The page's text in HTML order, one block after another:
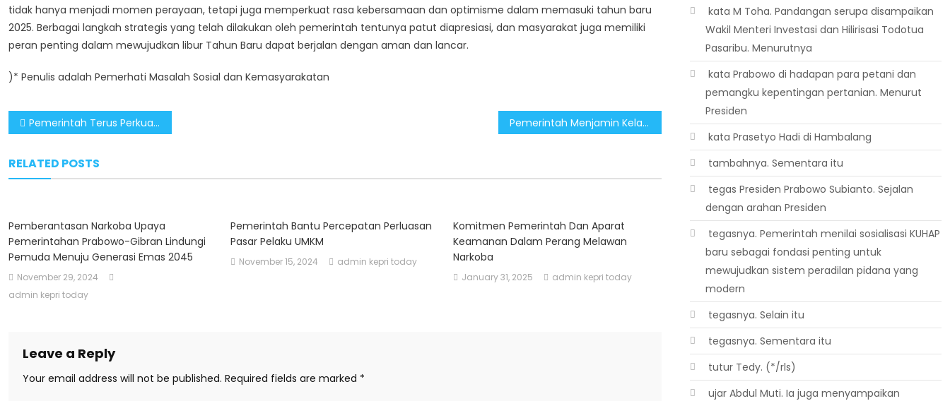
tidak hanya menjadi momen perayaan, tetapi juga memperkuat rasa kebersamaan dan optimisme dalam memasuki tahun baru
2025. Berbagai langkah strategis yang telah dilakukan oleh pemerintah tentunya patut diapresiasi, dan masyarakat juga memiliki
peran penting dalam mewujudkan libur Tahun Baru dapat berjalan dengan aman dan lancar.
)* Penulis adalah Pemerhati Masalah Sosial dan Kemasyarakatan
Post
Pemerintah Terus Perkuat UMKM sebagai Penopang Perekonomian Nasional Pemerintah Menjamin Kelancaran Momen Libur Tahun Baru 2025
RELATED POSTS
Pemberantasan Narkoba Upaya
Pemerintahan Prabowo-Gibran Lindungi
Pemuda Menuju Generasi Emas 2045
November 29, 2024
admin kepri today
Pemerintah Bantu Percepatan Perluasan
Pasar Pelaku UMKM
November 15, 2024 admin kepri today
Komitmen Pemerintah Dan Aparat
Keamanan Dalam Perang Melawan
Narkoba
January 31, 2025 admin kepri today
Leave a Reply
Your email address will not be published. Required fields are marked *
 kata M Toha. Pandangan serupa disampaikan
Wakil Menteri Investasi dan Hilirisasi Todotua
Pasaribu. Menurutnya
 kata Prabowo di hadapan para petani dan
pemangku kepentingan pertanian. Menurut
Presiden
 kata Prasetyo Hadi di Hambalang
 tambahnya. Sementara itu
 tegas Presiden Prabowo Subianto. Sejalan
dengan arahan Presiden
 tegasnya. Pemerintah menilai sosialisasi KUHAP
baru sebagai fondasi penting untuk
mewujudkan sistem peradilan pidana yang
modern
 tegasnya. Selain itu
 tegasnya. Sementara itu
 tutur Tedy. (*/rls)
 ujar Abdul Muti. Ia juga menyampaikan